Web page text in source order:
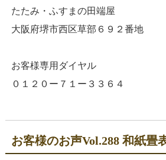
たたみ・ふすまの田端屋
大阪府堺市西区草部６９２番地
お客様専用ダイヤル
０１２０ー７１ー３３６４
お客様のお声Vol.288 和紙畳